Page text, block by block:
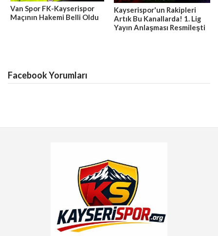
Van Spor FK-Kayserispor
Maçının Hakemi Belli Oldu
Kayserispor'un Rakipleri
Artık Bu Kanallarda! 1. Lig
Yayın Anlaşması Resmileşti
Facebook Yorumları